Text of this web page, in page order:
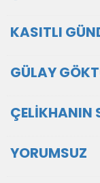
KASITLI
GÜLAY
ÇELİKHANIN
YORUMSUZ